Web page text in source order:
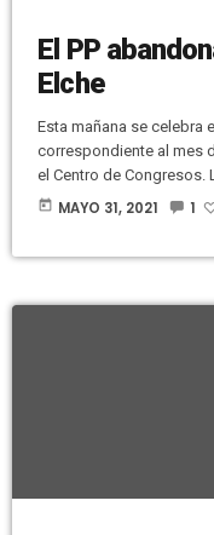
El PP
Elche
Esta mañana se celebra
correspondiente al mes
el Centro de Congresos.
principio de la sesión,
today MAYO 31, 2021 1